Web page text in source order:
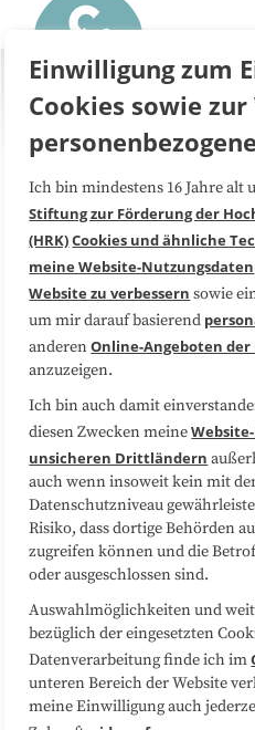
Über uns
Medienarbeit
Datenschutzerklärung
Sitemap
Folgen Sie uns
Einwilligung zum
Cookies sowie
Ich bin mindestens 16 Jahre alt
Stiftung zur Förderung der
(HRK)Cookies und ähnliche
meine Website-Nutzungsdaten
Website zu verbessern sowie
um mir darauf basierend
anderenOnline-Angeboten der
anzuzeigen.
Ich bin auch damit
diesen Zwecken meine
unsicheren Drittländern
auch wenn insoweit kein mit
Datenschutzniveau
Risiko, dass dortige Behörden
zugreifen können und die
oder ausgeschlossen sind.
Auswahlmöglichkeiten und
bezüglich der eingesetzten
Datenverarbeitung finde ich im
unteren Bereich der Website
meine Einwilligung auch